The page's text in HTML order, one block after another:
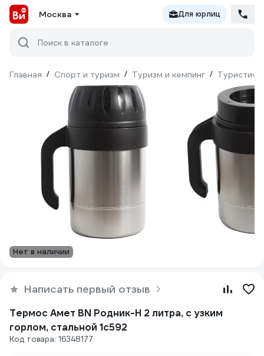
Москва Для юрлиц
Поиск в каталоге
Главная / Спорт и туризм / Туризм и кемпинг /
Нет в наличии
Написать первый отзыв
Термос Амет ВN Родник-Н 2 литра, с узким
горлом, стальной 1с592
Код товара: 16348177